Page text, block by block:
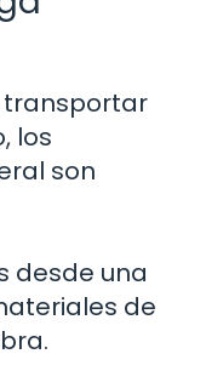
transportar
los
son
desde una
de